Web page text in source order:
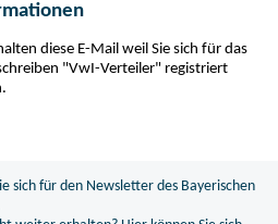
diese E-Mail weil Sie sich für das
"VwI-Verteiler" registriert
sich für den Newsletter des Bayerischen